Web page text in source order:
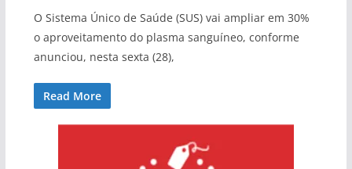
O Sistema Único de Saúde (SUS) vai ampliar em 30%
o aproveitamento do plasma sanguíneo, conforme
anunciou, nesta sexta (28),
Read More